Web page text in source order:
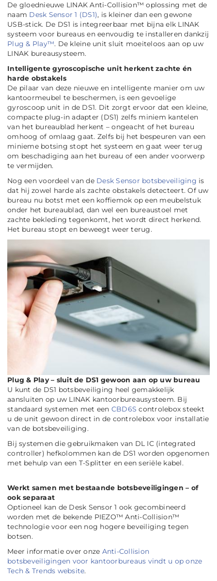
De gloednieuwe LINAK Anti-Collision™ oplossing met de
naam Desk Sensor 1 (DS1), is kleiner dan een gewone
USB-stick. De DS1 is integreerbaar met bijna elk LINAK
systeem voor bureaus en eenvoudig te installeren dankzij
Plug & Play™. De kleine unit sluit moeiteloos aan op uw
LINAK bureausysteem.
Intelligente gyroscopische unit herkent zachte én
harde obstakels
De pilaar van deze nieuwe en intelligente manier om uw
kantoormeubel te beschermen, is een gevoelige
gyroscoop unit in de DS1. Dit zorgt ervoor dat een kleine,
compacte plug-in adapter (DS1) zelfs miniem kantelen
van het bureaublad herkent – ongeacht of het bureau
omhoog of omlaag gaat. Zelfs bij het bespeuren van een
minieme botsing stopt het systeem en gaat weer terug
om beschadiging aan het bureau of een ander voorwerp
te vermijden.
Nog een voordeel van de Desk Sensor botsbeveiliging is
dat hij zowel harde als zachte obstakels detecteert. Of uw
bureau nu botst met een koffiemok op een meubelstuk
onder het bureaublad, dan wel een bureaustoel met
zachte bekleding tegenkomt, het wordt direct herkend.
Het bureau stopt en beweegt weer terug.
Plug & Play – sluit de DS1 gewoon aan op uw bureau
U kunt de DS1 botsbeveiliging heel gemakkelijk
aansluiten op uw LINAK kantoorbureausysteem. Bij
standaard systemen met een CBD6S controlebox steekt
u de unit gewoon direct in de controlebox voor installatie
van de botsbeveiliging.
Bij systemen die gebruikmaken van DL IC (integrated
controller) hefkolommen kan de DS1 worden opgenomen
met behulp van een T-Splitter en een seriële kabel.
Werkt samen met bestaande botsbeveiligingen – of
ook separaat
Optioneel kan de Desk Sensor 1 ook gecombineerd
worden met de bekende PIEZO™ Anti-Collision™
technologie voor een nog hogere beveiliging tegen
botsen.
Meer informatie over onze Anti-Collision
botsbeveiligingen voor kantoorbureaus vindt u op onze
Tech & Trends website.